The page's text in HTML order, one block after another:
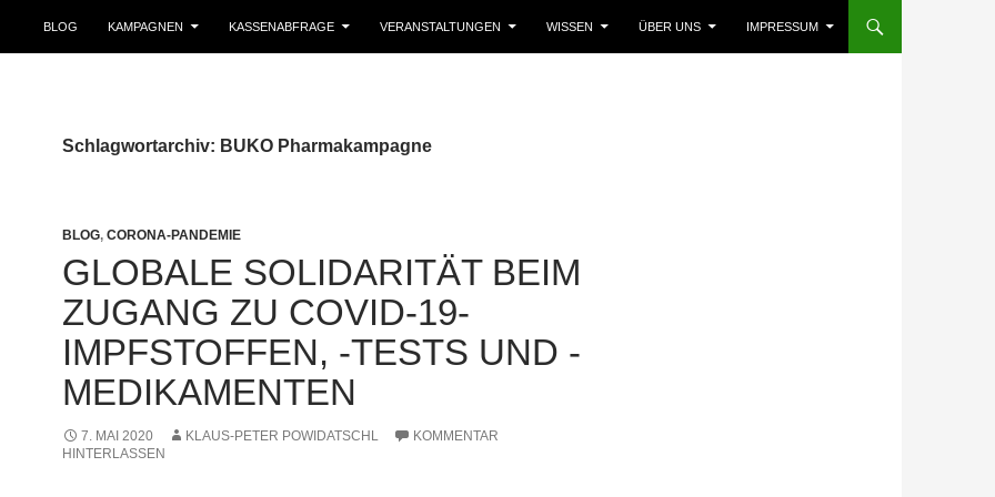
BLOG KAMPAGNEN KASSENABFRAGE VERANSTALTUNGEN WISSEN ÜBER UNS IMPRESSUM
Schlagwortarchiv: BUKO Pharmakampagne
BLOG, CORONA-PANDEMIE
GLOBALE SOLIDARITÄT BEIM
ZUGANG ZU COVID-19-
IMPFSTOFFEN, -TESTS UND -
MEDIKAMENTEN
7. MAI 2020 KLAUS-PETER POWIDATSCHL
KOMMENTAR
HINTERLASSEN